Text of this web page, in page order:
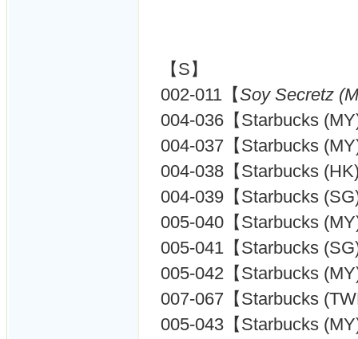
【S】
002-011【Soy Secretz
004-036【Starbucks
004-037【Starbucks
004-038【Starbucks
004-039【Starbucks
005-040【Starbucks
005-041【Starbucks
005-042【Starbucks
007-067【Starbucks
005-043【Starbucks